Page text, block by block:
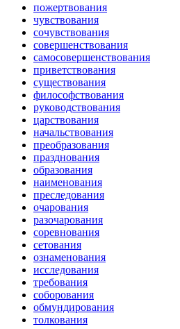
пожертвования
чувствования
сочувствования
совершенствования
самосовершенствования
приветствования
существования
философствования
руководствования
царствования
начальствования
преобразования
празднования
образования
наименования
преследования
очарования
разочарования
соревнования
сетования
ознаменования
исследования
требования
соборования
обмундирования
толкования